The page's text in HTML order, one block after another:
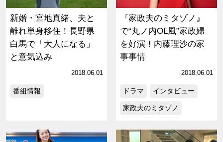
新婚・宮地真緒、夫と
離れ単身移住！長野県
白馬で「大人になる」
と意気込み
2018.06.01
番組情報
『家政夫のミタゾノ』
で“丸ノ内OL風”家政婦
を好演！内藤理沙の家
事事情
2018.06.01
ドラマ インタビュー
家政夫のミタゾノ